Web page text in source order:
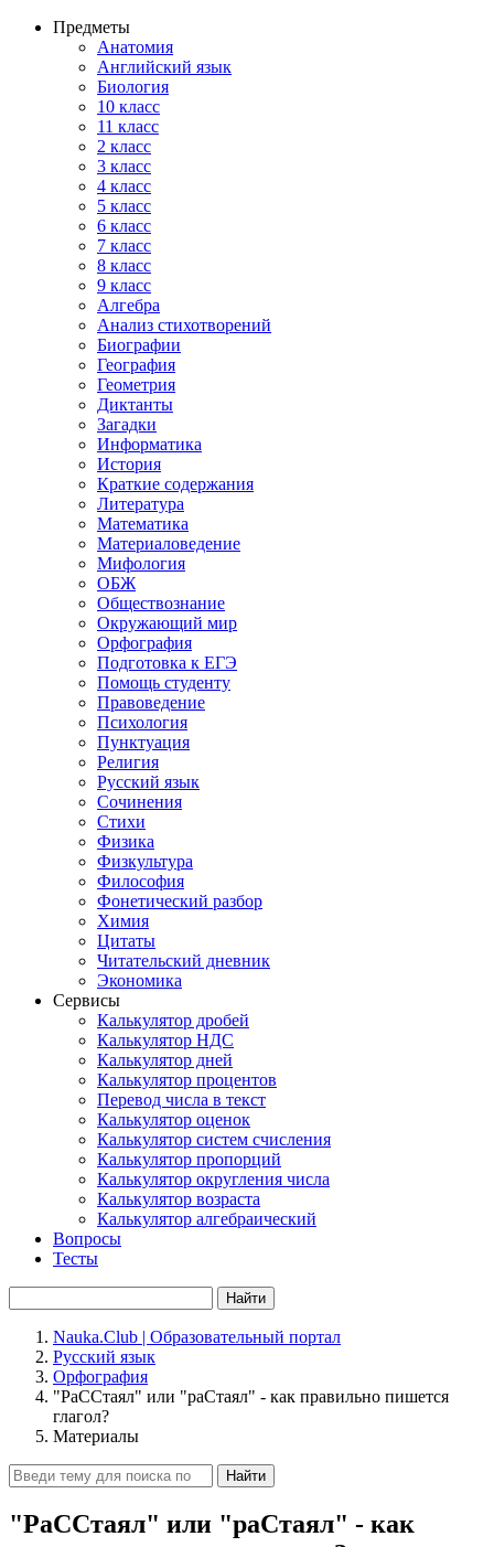
Предметы
Анатомия
Английский язык
Биология
10 класс
11 класс
2 класс
3 класс
4 класс
5 класс
6 класс
7 класс
8 класс
9 класс
Алгебра
Анализ стихотворений
Биографии
География
Геометрия
Диктанты
Загадки
Информатика
История
Краткие содержания
Литература
Математика
Материаловедение
Мифология
ОБЖ
Обществознание
Окружающий мир
Орфография
Подготовка к ЕГЭ
Помощь студенту
Правоведение
Психология
Пунктуация
Религия
Русский язык
Сочинения
Стихи
Физика
Физкультура
Философия
Фонетический разбор
Химия
Цитаты
Читательский дневник
Экономика
Сервисы
Калькулятор дробей
Калькулятор НДС
Калькулятор дней
Калькулятор процентов
Перевод числа в текст
Калькулятор оценок
Калькулятор систем счисления
Калькулятор пропорций
Калькулятор округления числа
Калькулятор возраста
Калькулятор алгебраический
Вопросы
Тесты
Найти
Nauka.Club | Образовательный портал
Русский язык
Орфография
"РаССтаял" или "раСтаял" - как правильно пишется
глагол?
Материалы
Найти
"РаССтаял" или "раСтаял" - как